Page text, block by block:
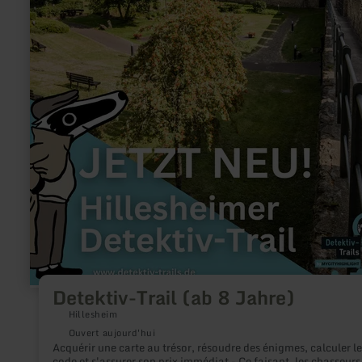
Detektiv-Trail (ab 8 Jahre)
Hillesheim
Ouvert aujourd'hui
Acquérir une carte au trésor, résoudre des énigmes, calculer le